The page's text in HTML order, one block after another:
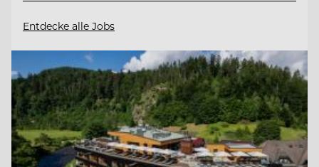
Entdecke alle Jobs